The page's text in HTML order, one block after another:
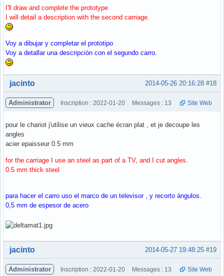
I'll draw and complete the prototype
I will detail a description with the second carriage.
Voy a dibujar y completar el prototipo
Voy a detallar una descripción con el segundo carro.
Hors ligne #18
2014-05-26 20:16:28
jacinto
Administrator Inscription : 2022-01-20 Messages : 13 Site Web
pour le chariot j'utilise un vieux cache écran plat , et je decoupe les
angles
acier epaisseur 0.5 mm
for the carriage I use an steel as part of a TV, and I cut angles.
0.5 mm thick steel
para hacer el carro uso el marco de un televisor , y recorto ángulos.
0,5 mm de espesor de acero
Hors ligne #19
2014-05-27 19:48:25
jacinto
Administrator Inscription : 2022-01-20 Messages : 13 Site Web